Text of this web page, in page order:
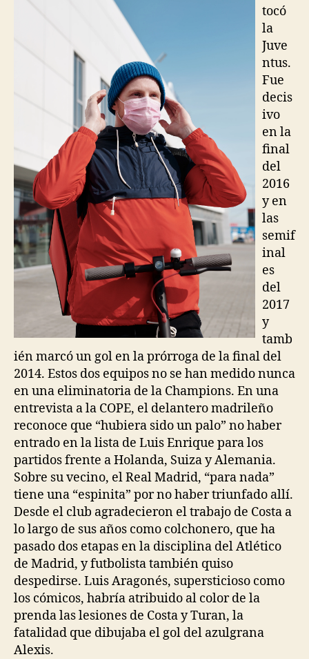
tocó
la
Juve
ntus.
Fue
decis
ivo
en la
final
del
2016
y en
las
semif
inal
es
del
2017
y
tamb
ién marcó un gol en la prórroga de la final del
2014. Estos dos equipos no se han medido nunca
en una eliminatoria de la Champions. En una
entrevista a la COPE, el delantero madrileño
reconoce que “hubiera sido un palo” no haber
entrado en la lista de Luis Enrique para los
partidos frente a Holanda, Suiza y Alemania.
Sobre su vecino, el Real Madrid, “para nada”
tiene una “espinita” por no haber triunfado allí.
Desde el club agradecieron el trabajo de Costa a
lo largo de sus años como colchonero, que ha
pasado dos etapas en la disciplina del Atlético
de Madrid, y futbolista también quiso
despedirse. Luis Aragonés, supersticioso como
los cómicos, habría atribuido al color de la
prenda las lesiones de Costa y Turan, la
fatalidad que dibujaba el gol del azulgrana
Alexis.